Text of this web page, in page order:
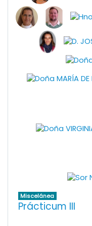
Miscelánea
Prácticum III